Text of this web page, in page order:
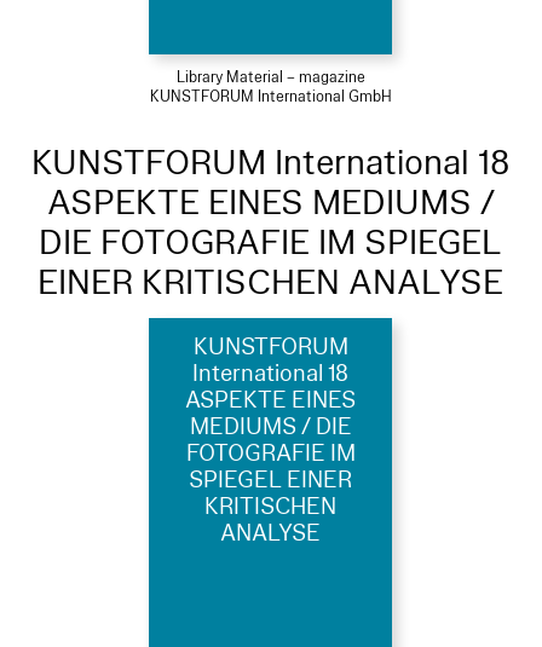
Library Material – magazine
KUNSTFORUM International GmbH
KUNSTFORUM International 18
ASPEKTE EINES MEDIUMS /
DIE FOTOGRAFIE IM SPIEGEL
EINER KRITISCHEN ANALYSE
KUNSTFORUM
International 18
ASPEKTE EINES
MEDIUMS / DIE
FOTOGRAFIE IM
SPIEGEL EINER
KRITISCHEN
ANALYSE